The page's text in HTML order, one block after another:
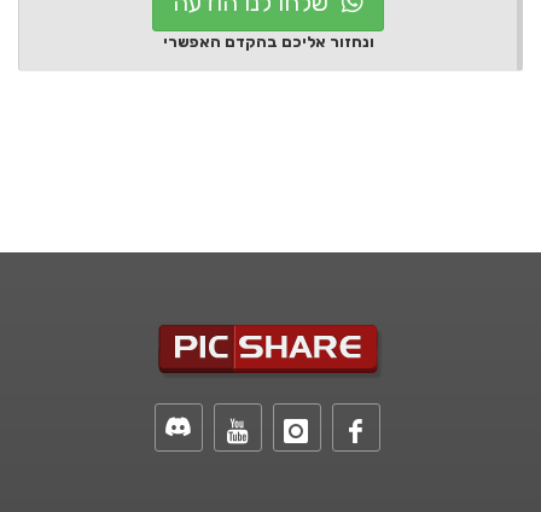
ונחזור אליכם בהקדם האפשרי